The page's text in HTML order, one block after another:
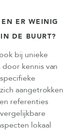
ER WEINIG
DE BUURT?
bij unieke
kennis van
aangetrokken
referenties
lokaal